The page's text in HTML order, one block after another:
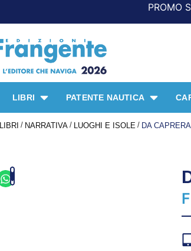
PROMO SPECIALE
LIBRI PATENTE NAUTICA
LIBRI / NARRATIVA / LUOGHI E ISOLE / DA